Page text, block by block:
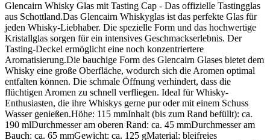
Glencairn Whisky Glas mit Tasting Cap - Das offizielle Tastingglas
aus Schottland.Das Glencairn Whiskyglas ist das perfekte Glas für
jeden Whisky-Liebhaber. Die spezielle Form und das hochwertige
Kristallglas sorgen für ein intensives Geschmackserlebnis. Der
Tasting-Deckel ermöglicht eine noch konzentriertere
Aromatisierung.Die bauchige Form des Glencairn Glases bietet dem
Whisky eine große Oberfläche, wodurch sich die Aromen optimal
entfalten können. Die schmale Öffnung verhindert, dass die
flüchtigen Aromen zu schnell verfliegen. Ideal für Whisky-
Enthusiasten, die ihre Whiskys gerne pur oder mit einem Schuss
Wasser genießen.Höhe: 115 mmInhalt (bis zum Rand befüllt): ca.
190 mlDurchmesser am oberen Rand: ca. 45 mmDurchmesser am
Bauch: ca. 65 mmGewicht: ca. 125 gMaterial: bleifreies